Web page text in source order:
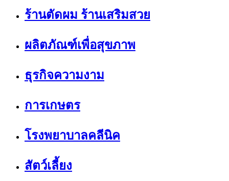
ร้านตัดผม ร้านเสริมสวย
ผลิตภัณฑ์เพื่อสุขภาพ
ธุรกิจความงาม
การเกษตร
โรงพยาบาลคลีนิค
สัตว์เลี้ยง